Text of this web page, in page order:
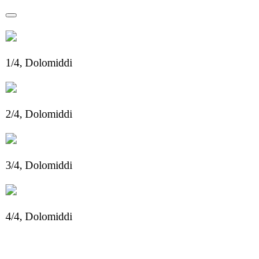
1/4, Dolomiddi
2/4, Dolomiddi
3/4, Dolomiddi
4/4, Dolomiddi